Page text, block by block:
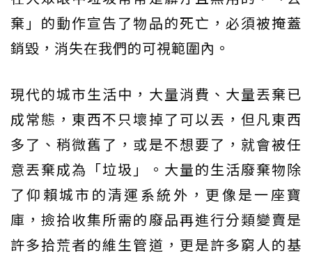
棄」的動作宣告了物品的死亡，必須被掩蓋
銷毀，消失在我們的可視範圍內。
現代的城市生活中，大量消費、大量丟棄已
成常態，東西不只壞掉了可以丟，但凡東西
多了、稍微舊了，或是不想要了，就會被任
意丟棄成為「垃圾」。大量的生活廢棄物除
了仰賴城市的清運系統外，更像是一座寶
庫，撿拾收集所需的廢品再進行分類變賣是
許多拾荒者的維生管道，更是許多窮人的基